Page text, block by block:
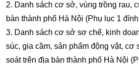
2. Danh sách cơ sở, vùng trồng rau,
bàn thành phố Hà Nội (Phụ lục 1
3. Danh sách cơ sở sơ chế, kinh
súc, gia cầm, sản phẩm động vật,
soát trên địa bàn thành phố Hà Nội